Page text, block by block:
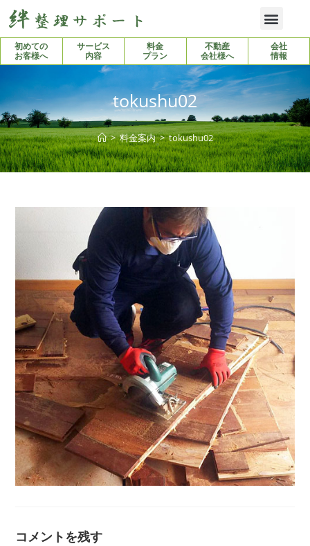
初めての
お客様へ
サービス
内容
料金
プラン
不動産
会社様へ
会社
情報
tokushu02
> 料金案内 > tokushu02
コメントを残す